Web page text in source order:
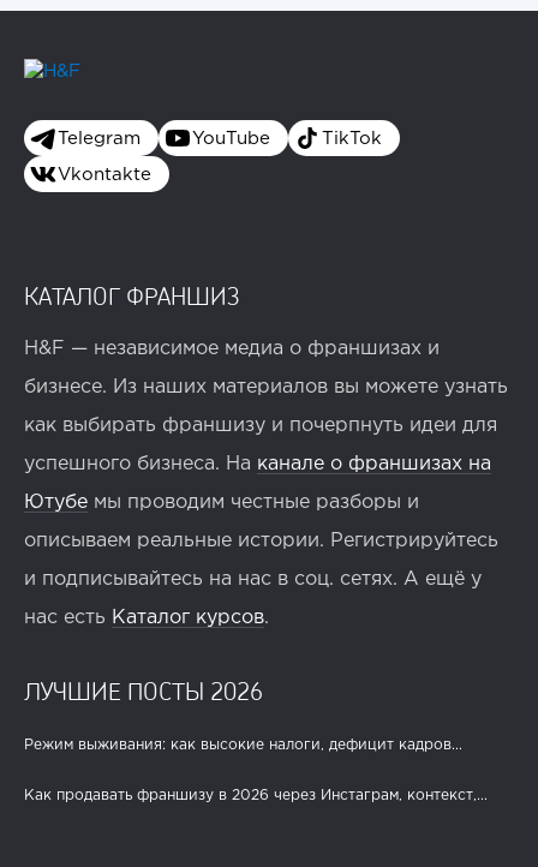
Telegram YouTube TikTok
Vkontakte
КАТАЛОГ ФРАНШИЗ
H&F — независимое медиа о франшизах и
бизнесе. Из наших материалов вы можете узнать
как выбирать франшизу и почерпнуть идеи для
успешного бизнеса. На канале о франшизах на
Ютубе мы проводим честные разборы и
описываем реальные истории. Регистрируйтесь
и подписывайтесь на нас в соц. сетях. А ещё у
нас есть Каталог курсов.
ЛУЧШИЕ ПОСТЫ 2026
Режим выживания: как высокие налоги, дефицит кадров...
Как продавать франшизу в 2026 через Инстаграм, контекст,...